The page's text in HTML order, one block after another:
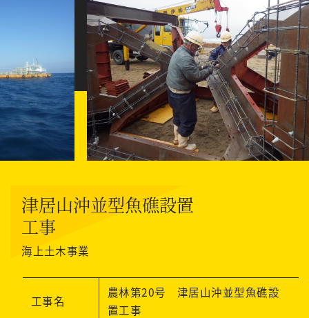
津居山沖並型魚礁設置
工事
海上土木事業
工事名
農林第20号 津居山沖並型魚礁設
置工事